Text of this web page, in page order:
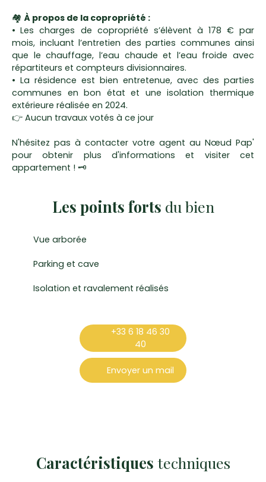
🏘️ À propos de la copropriété :
Les charges de copropriété s’élèvent à 178 € par
mois, incluant l’entretien des parties communes ainsi
que le chauffage, l’eau chaude et l’eau froide avec
répartiteurs et compteurs divisionnaires.
La résidence est bien entretenue, avec des parties
communes en bon état et une isolation thermique
extérieure réalisée en 2024.
👉 Aucun travaux votés à ce jour
N'hésitez pas à contacter votre agent au Nœud Pap'
pour obtenir plus d'informations et visiter cet
appartement ! 🗝️
Les points forts du bien
Vue arborée
Parking et cave
Isolation et ravalement réalisés
+33 6 18 46 30
40
Envoyer un mail
Caractéristiques techniques